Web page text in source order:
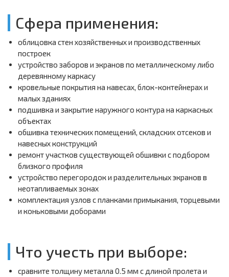
Сфера применения:
облицовка стен хозяйственных и производственных
построек
устройство заборов и экранов по металлическому либо
деревянному каркасу
кровельные покрытия на навесах, блок-контейнерах и
малых зданиях
подшивка и закрытие наружного контура на каркасных
объектах
обшивка технических помещений, складских отсеков и
навесных конструкций
ремонт участков существующей обшивки с подбором
близкого профиля
устройство перегородок и разделительных экранов в
неотапливаемых зонах
комплектация узлов с планками примыкания, торцевыми
и коньковыми доборами
Что учесть при выборе:
сравните толщину металла 0.5 мм с длиной пролета и